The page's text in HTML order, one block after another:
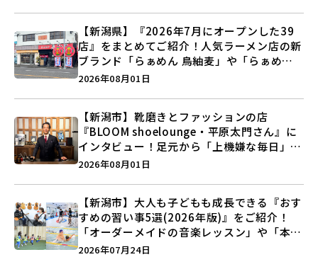
【新潟県】『2026年7月にオープンした39
店』をまとめてご紹介！人気ラーメン店の新
ブランド「らぁめん 鳥紬麦」や「らぁめん
しょうがの空」など盛りだくさん♪
2026年08月01日
【新潟市】靴磨きとファッションの店
『BLOOM shoelounge・平原太門さん』に
インタビュー！足元から「上機嫌な毎日」を
つくる装いの提案とは？
2026年08月01日
【新潟市】大人も子どもも成長できる『おす
すめの習い事5選(2026年版)』をご紹介！
「オーダーメイドの音楽レッスン」や「本格
キックボクシング」で新しい自分を見つけよ
2026年07月24日